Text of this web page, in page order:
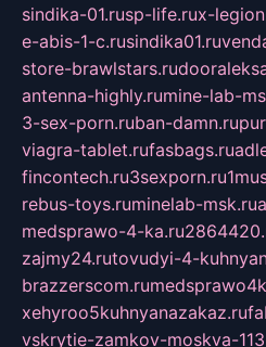
sindika-01.rusp-life.rux-
e-abis-1-c.rusindika01.ru
store-brawlstars.ru
antenna-highly.rumine-lab-
3-sex-porn.ruban-damn.ru
viagra-tablet.rufasbags.ru
fincontech.ru3sexporn.ru
rebus-toys.ruminelab-msk.ru
medsprawo-4-ka.ru
zajmy24.rutovudyi-4-
brazzerscom.ru
xehyroo5kuhnyanazakaz.ru
vskrytie-zamkov-moskva-